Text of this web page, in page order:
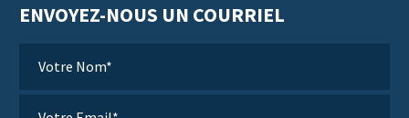
ENVOYEZ-NOUS UN COURRIEL